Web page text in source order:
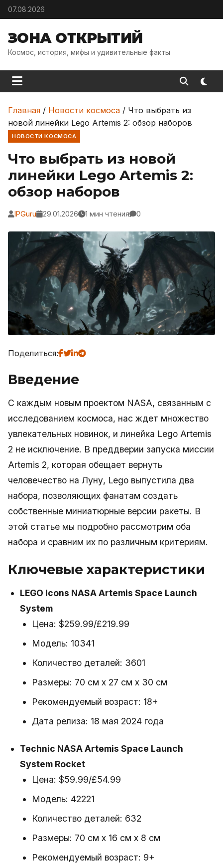
Skip to content
07.08.2026
ЗОНА ОТКРЫТИЙ
Космос, история, мифы и удивительные факты
Главная / Новости космоса / Что выбрать из
новой линейки Lego Artemis 2: обзор наборов
НОВОСТИ КОСМОСА
Что выбрать из новой
линейки Lego Artemis 2:
обзор наборов
IPGuru 29.01.2026 1 мин чтения 0
Поделиться:
Введение
С каждым новым проектом NASA, связанным с
исследованием космоса, нас ждет множество
увлекательных новинок, и линейка Lego Artemis
2 не исключение. В преддверии запуска миссии
Artemis 2, которая обещает вернуть
человечество на Луну, Lego выпустила два
набора, позволяющих фанатам создать
собственные миниатюрные версии ракеты. В
этой статье мы подробно рассмотрим оба
набора и сравним их по различным критериям.
Ключевые характеристики
LEGO Icons NASA Artemis Space Launch
System
Цена: $259.99/£219.99
Модель: 10341
Количество деталей: 3601
Размеры: 70 см x 27 см x 30 см
Рекомендуемый возраст: 18+
Дата релиза: 18 мая 2024 года
Technic NASA Artemis Space Launch
System Rocket
Цена: $59.99/£54.99
Модель: 42221
Количество деталей: 632
Размеры: 70 см x 16 см x 8 см
Рекомендуемый возраст: 9+